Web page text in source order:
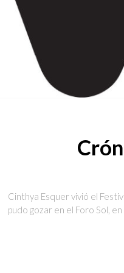
Cinthya Esquer vivió el
pudo gozar en el Foro Sol,